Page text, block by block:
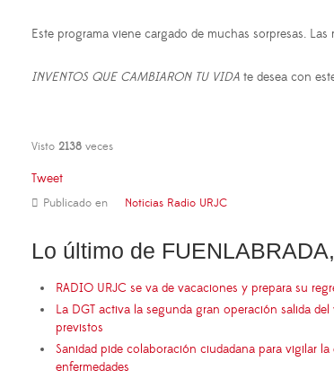
Este programa viene cargado de muchas sorpresas.
INVENTOS QUE CAMBIARON TU VIDA te desea con
Visto 2138 veces
Tweet
Publicado en Noticias Radio URJC
Lo último de
RADIO URJC se va de vacaciones y prepara su
La DGT activa la segunda gran operación salida
previstos
Sanidad pide colaboración ciudadana para vigilar
enfermedades